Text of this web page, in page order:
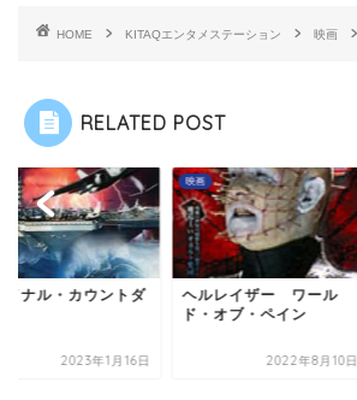
HOME KITAQエンタメステーション 映画
RELATED POST
イナル・カウントダ
2023年1月16日
映画
ヘルレイザー ワール
ド・オブ・ペイン
2022年8月10日